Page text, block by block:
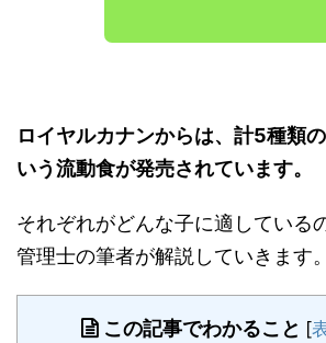
ロイヤルカナンからは、計5種類
いう流動食が発売されています。
それぞれがどんな子に適している
管理士の筆者が解説していきます。
この記事でわかること [